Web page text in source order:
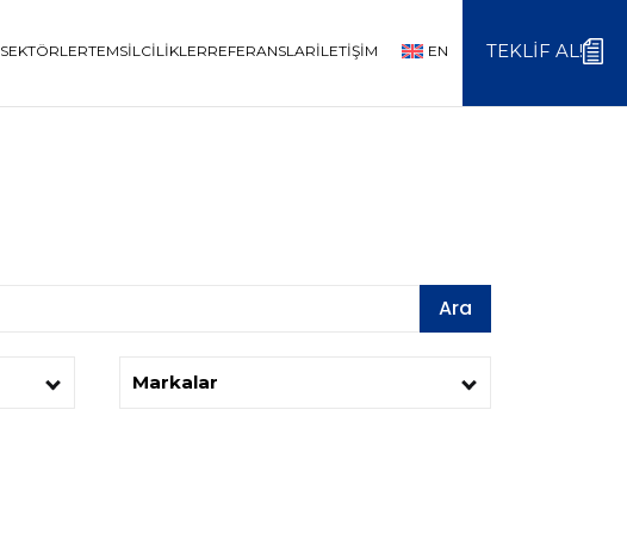
SEKTÖRLERTEMSILCILIKLERREFERANSLARİLETIŞIM EN TEKLIF AL!
Ara
Markalar